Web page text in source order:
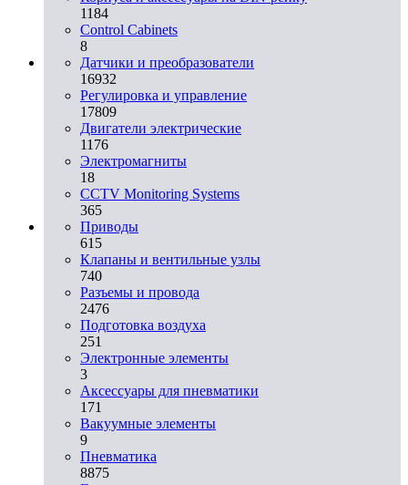
1184
Control Cabinets
8
Датчики и преобразователи
16932
Регулировка и управление
17809
Двигатели электрические
1176
Электромагниты
18
CCTV Monitoring Systems
365
Приводы
615
Клапаны и вентильные узлы
740
Разъемы и провода
2476
Подготовка воздуха
251
Электронные элементы
3
Аксессуары для пневматики
171
Вакуумные элементы
9
Пневматика
8875